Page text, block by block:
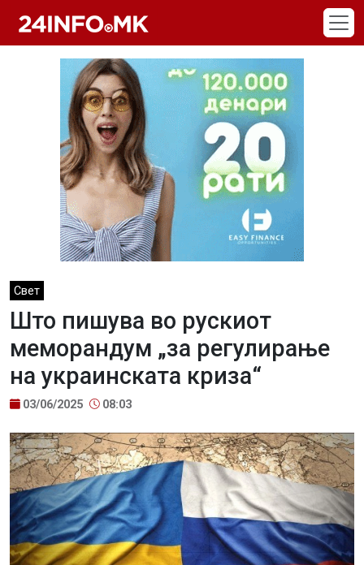
Свет
Што пишува во рускиот
меморандум „за регулирање
на украинската криза“
03/06/2025 08:03